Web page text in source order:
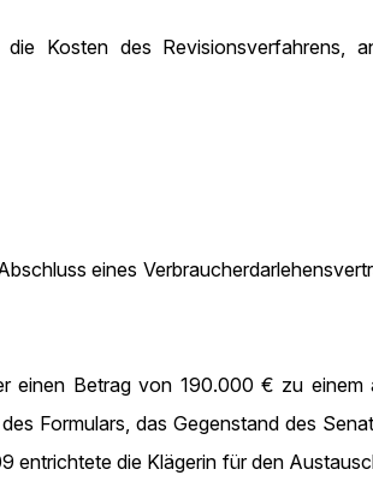
Kosten des Revisionsverfahrens,
eines
einen Betrag von 190.000 € zu
Formulars, das Gegenstand des
entrichtete die Klägerin für den